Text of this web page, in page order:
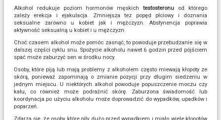
Alkohol redukuje poziom hormonów męskichtestosteronu od którego
zależy erekcja i ejakulacja. Zmniejsza tez popęd płciowy i doznania
seksualne zarówno u kobiet jak i mężczyzn. Abstynencja poprawia
aktywność seksualną u kobiet i u mężczyzn.
Choć czasem alkohol może pomóc zasnąć, to powoduje przebudzanie się w
dalszej części cyklu snu. Spożycie alkoholu nawet 6 godzin przed pójściem
spać może zaburzyć sen w środku nocy.
Osoby, które piją lub mają problemy z alkoholem często miewają kłopoty ze
skórą, ponieważ zapominają o zmianie pozycji przy długim siedzeniu w
jednym miejscu. U niektórych alkohol powoduje popuszczenie moczu czy
kału, co również może podrażnić skórę. Zaburzona świadomość lub
koordynacja po użyciu alkoholu może doprowadzić do wypadków, upadków i
poparzeń.